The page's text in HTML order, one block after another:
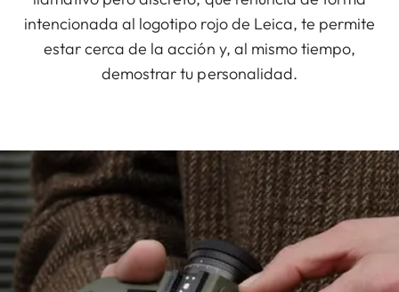
intencionada al logotipo rojo de Leica, te permite
estar cerca de la acción y, al mismo tiempo,
demostrar tu personalidad.